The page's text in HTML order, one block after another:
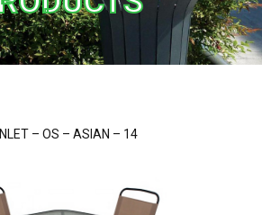
– OS – ASIAN – 14